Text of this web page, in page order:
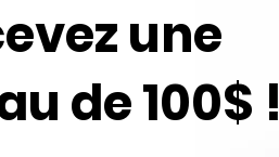
une
de 100$ !